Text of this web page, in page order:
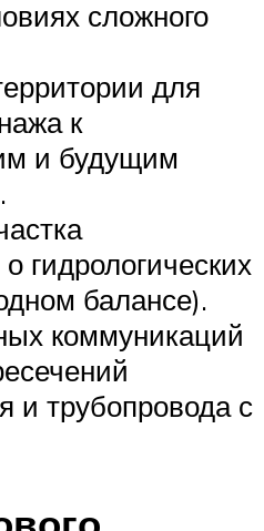
сложного
для
к
и будущим
гидрологических
балансе).
коммуникаций
и трубопровода с